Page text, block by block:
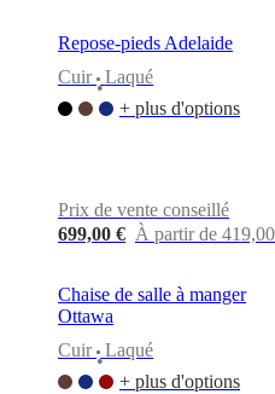
Repose-pieds Adelaide
Cuir
•
Laqué
+ plus d'options
Prix de vente conseillé
699,00 € À partir de
Chaise de salle à manger
Ottawa
Cuir
•
Laqué
+ plus d'options